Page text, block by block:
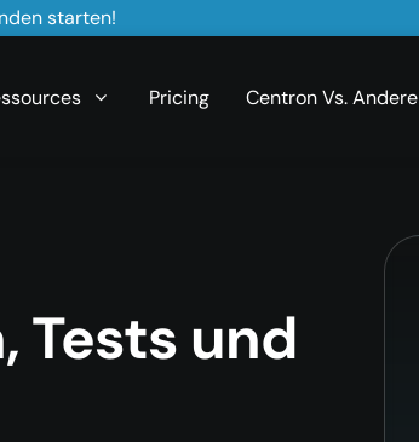
starten!
Pricing Centron Vs. Andere
Tests und